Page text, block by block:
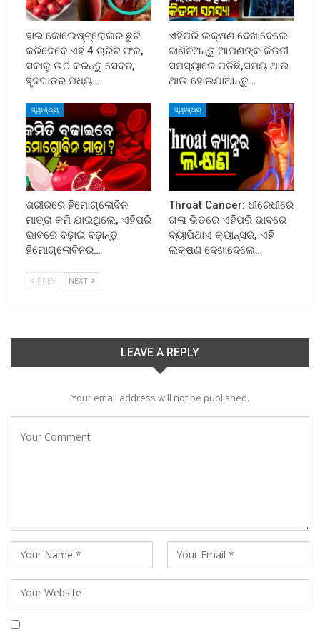
ହାଇ କୋଲେଷ୍ଟ୍ରୋଲର ଛୁଟି
କରିଦେବେ ଏହି 4 ଚାରିଟି ଫଳ,
ସକାଳୁ ଉଠି କରନ୍ତୁ ସେବନ,
ହୃଦଘାତର ମଧ୍ୟ…
ଏହିପରି ଲକ୍ଷଣ ଦେଖାଦେଲେ
ଜାଣିନିଅନ୍ତୁ ଆପଣଙ୍କ କିଡନୀ
ସମସ୍ୟାରେ ପଡିଛି,ସମୟ ଥାଉ
ଥାଉ ହୋଇଯାଆନ୍ତୁ…
ସ୍ୱାସ୍ଥ୍ୟ
ଶରୀରରେ ହିମୋଗ୍ଲୋବିନ
ମାତ୍ରା କମି ଯାଇଥିଲେ, ଏହିପରି
ଭାବରେ ବଢ଼ାଇ ବଢ଼ାନ୍ତୁ
ହିମୋଗ୍ଲୋବିନର…
ସ୍ୱାସ୍ଥ୍ୟ
Throat Cancer: ଧୀରେଧୀରେ
ଗଳା ଭିତରେ ଏହିପରି ଭାବରେ
ବ୍ୟାପିଥାଏ କ୍ୟାନ୍ସର, ଏହି
ଲକ୍ଷଣ ଦେଖାଦେଲେ…
PREV NEXT
LEAVE A REPLY
Your email address will not be published.